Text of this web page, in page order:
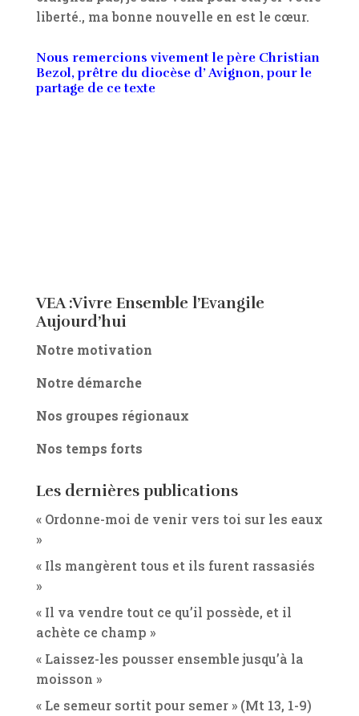
liberté., ma bonne nouvelle en est le cœur.
Nous remercions vivement le père Christian
Bezol, prêtre du diocèse d’ Avignon, pour le
partage de ce texte
VEA :Vivre Ensemble l’Evangile
Aujourd’hui
Notre motivation
Notre démarche
Nos groupes régionaux
Nos temps forts
Les dernières publications
« Ordonne-moi de venir vers toi sur les eaux
»
« Ils mangèrent tous et ils furent rassasiés
»
« Il va vendre tout ce qu’il possède, et il
achète ce champ »
« Laissez-les pousser ensemble jusqu’à la
moisson »
« Le semeur sortit pour semer » (Mt 13, 1-9)